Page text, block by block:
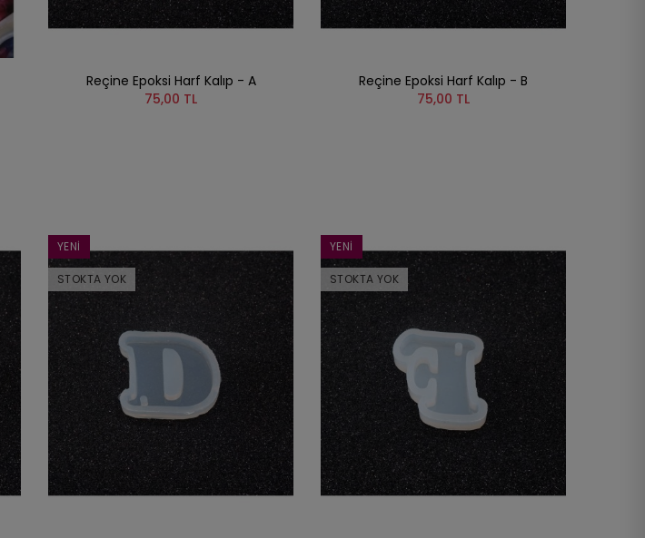
Reçine Epoksi Harf Kalıp - A
75,00 TL
Reçine Epoksi Harf Kalıp - B
75,00 TL
YENI
STOKTA YOK
YENI
STOKTA YOK